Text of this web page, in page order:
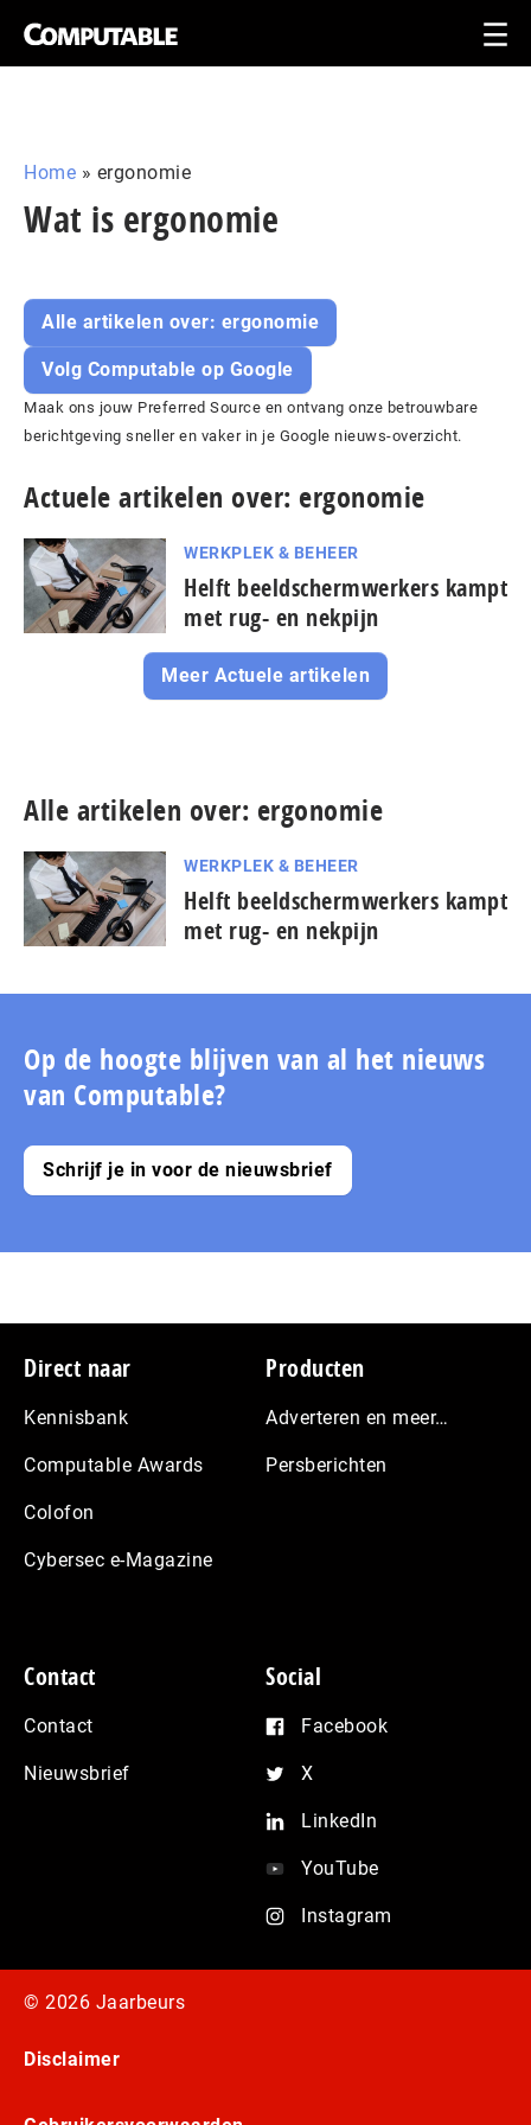
Home » ergonomie
Wat is ergonomie
Alle artikelen over: ergonomie
Volg Computable op Google
Maak ons jouw Preferred Source en ontvang onze betrouwbare
berichtgeving sneller en vaker in je Google nieuws-overzicht.
Actuele artikelen over: ergonomie
WERKPLEK & BEHEER
Helft beeldschermwerkers kampt
met rug- en nekpijn
Meer Actuele artikelen
Alle artikelen over: ergonomie
WERKPLEK & BEHEER
Helft beeldschermwerkers kampt
met rug- en nekpijn
Op de hoogte blijven van al het nieuws
van Computable?
Schrijf je in voor de nieuwsbrief
Footer
Direct naar
Kennisbank
Computable Awards
Colofon
Cybersec e-Magazine
Producten
Adverteren en meer…
Persberichten
Contact
Contact
Nieuwsbrief
Social
Facebook
X
LinkedIn
YouTube
Instagram
© 2026 Jaarbeurs
Disclaimer